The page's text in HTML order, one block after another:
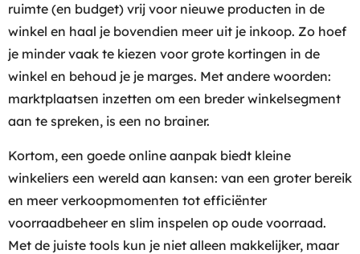
ruimte (en budget) vrij voor nieuwe producten in de
winkel en haal je bovendien meer uit je inkoop. Zo hoef
je minder vaak te kiezen voor grote kortingen in de
winkel en behoud je je marges. Met andere woorden:
marktplaatsen inzetten om een breder winkelsegment
aan te spreken, is een no brainer.
Kortom, een goede online aanpak biedt kleine
winkeliers een wereld aan kansen: van een groter bereik
en meer verkoopmomenten tot efficiënter
voorraadbeheer en slim inspelen op oude voorraad.
Met de juiste tools kun je niet alleen makkelijker, maar